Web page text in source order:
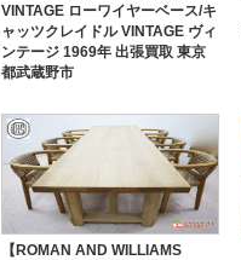
VINTAGE ローワイヤーベース/キ
ャッツクレイドル VINTAGE ヴィ
ンテージ 1969年 出張買取 東京
都武蔵野市
【ROMAN AND WILLIAMS